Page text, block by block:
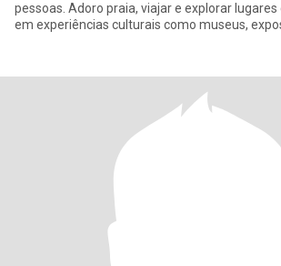
pessoas. Adoro praia, viajar e explorar
em experiências culturais como museus,